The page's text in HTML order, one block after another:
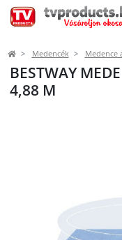
Medencék Medence
BESTWAY
4,88 M